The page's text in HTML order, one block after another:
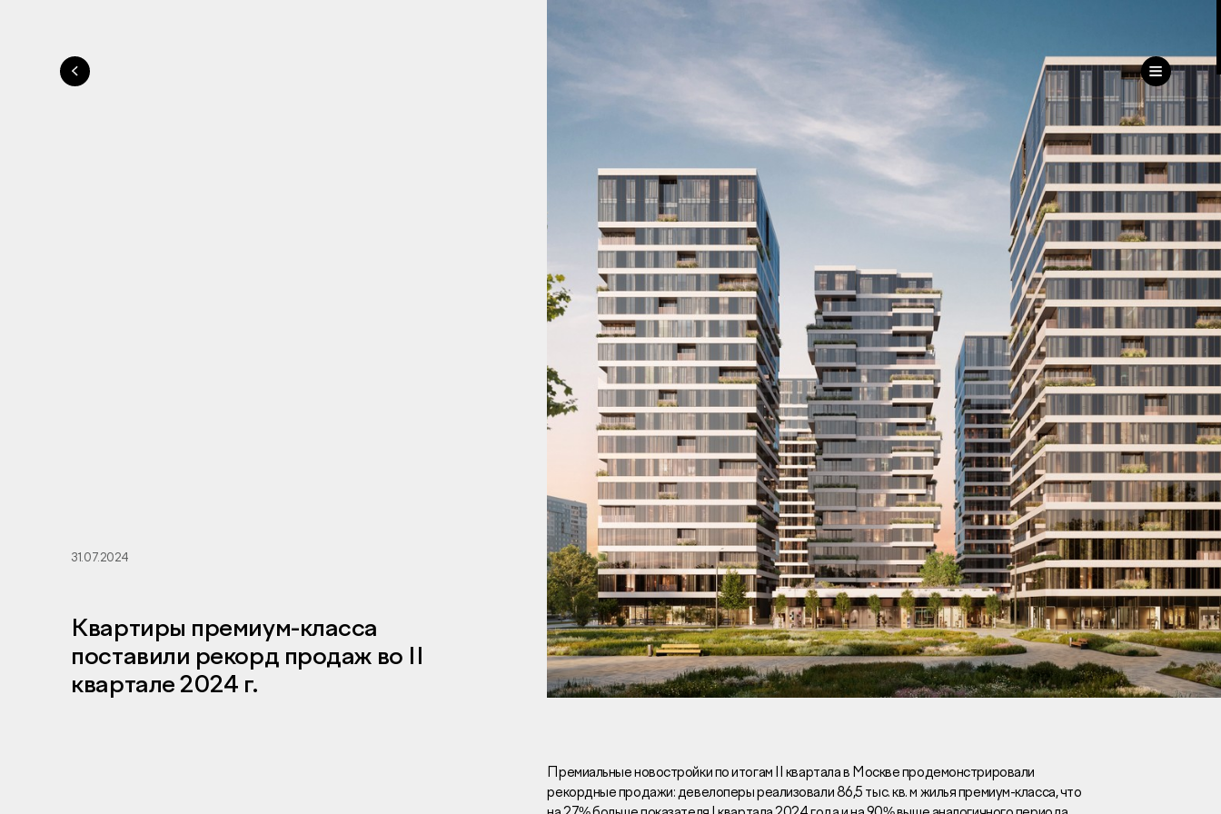
Проекты
Жилая недвижимость
Коммерческая недвижимость
О компании
Дирекция
клиентского сервиса
Инвесторам
Вакансии
Брокерам
Новости
Тендеры
Контакты
Раскрытие информации
Правовая информация
Отдел продаж Глaвный oфиc
31.07.2024
Квартиры премиум-класса
поставили рекорд продаж во II
квартале 2024 г.
Премиальные новостройки по итогам II квартала в Москве продемонстрировали
рекордные продажи: девелоперы реализовали 86,5 тыс. кв. м жилья премиум-класса, что